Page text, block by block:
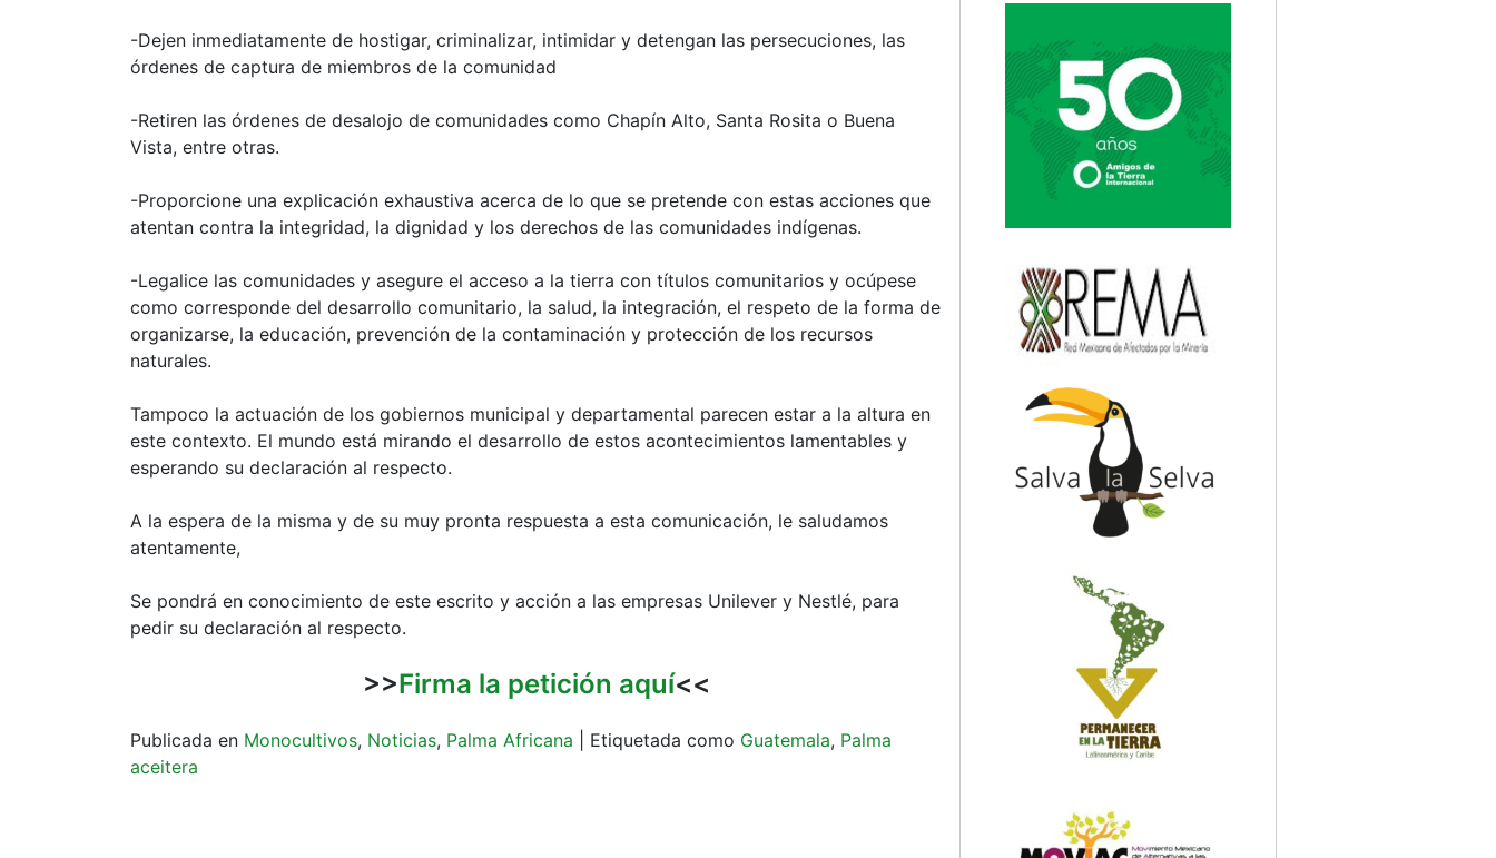
-Dejen inmediatamente de hostigar, criminalizar, intimidar y detengan las persecuciones, las
órdenes de captura de miembros de la comunidad
-Retiren las órdenes de desalojo de comunidades como Chapín Alto, Santa Rosita o Buena
Vista, entre otras.
-Proporcione una explicación exhaustiva acerca de lo que se pretende con estas acciones que
atentan contra la integridad, la dignidad y los derechos de las comunidades indígenas.
-Legalice las comunidades y asegure el acceso a la tierra con títulos comunitarios y ocúpese
como corresponde del desarrollo comunitario, la salud, la integración, el respeto de la forma de
organizarse, la educación, prevención de la contaminación y protección de los recursos
naturales.
Tampoco la actuación de los gobiernos municipal y departamental parecen estar a la altura en
este contexto. El mundo está mirando el desarrollo de estos acontecimientos lamentables y
esperando su declaración al respecto.
A la espera de la misma y de su muy pronta respuesta a esta comunicación, le saludamos
atentamente,
Se pondrá en conocimiento de este escrito y acción a las empresas Unilever y Nestlé, para
pedir su declaración al respecto.
>>Firma la petición aquí<<
Publicada en Monocultivos, Noticias, Palma Africana Etiquetada como Guatemala, Palma
aceitera